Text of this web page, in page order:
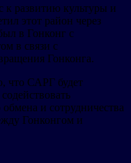
к развитию культуры и
этот район через
в Гонконг с
в связи с
Гонконга.
что САРГ будет
и сотрудничества
Гонконгом и